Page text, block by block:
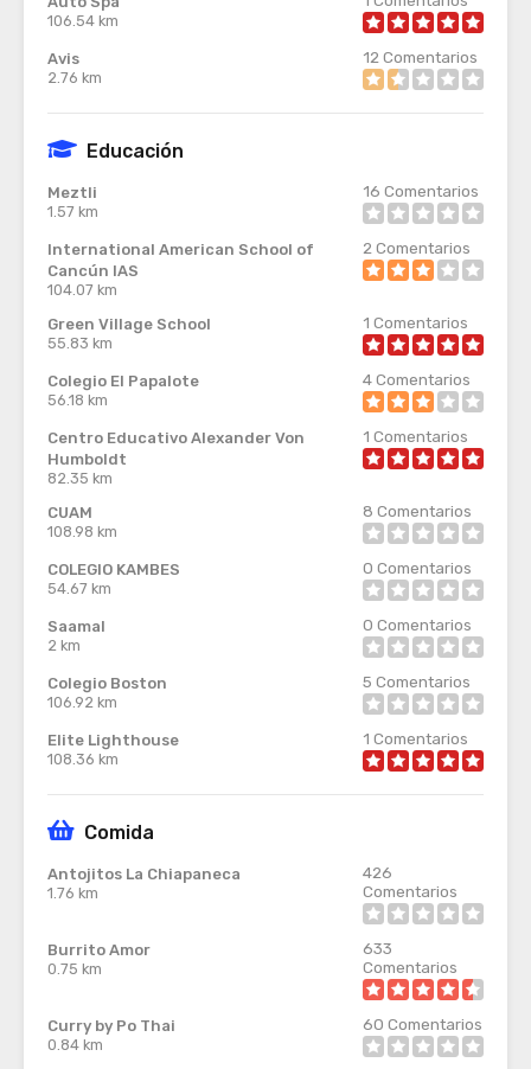
106.54 km
Avis
2.76 km
12 Comentarios
Educación
Meztli
1.57 km
16 Comentarios
International American School of
Cancún IAS
104.07 km
2 Comentarios
Green Village School
55.83 km
1 Comentarios
Colegio El Papalote
56.18 km
4Comentarios
Centro Educativo Alexander Von
Humboldt
82.35 km
1 Comentarios
CUAM
108.98 km
8 Comentarios
COLEGIO KAMBES
54.67 km
0 Comentarios
Saamal
2 km
0 Comentarios
Colegio Boston
106.92 km
5 Comentarios
Elite Lighthouse
108.36 km
1 Comentarios
Comida
Antojitos La Chiapaneca
1.76 km
426
Comentarios
Burrito Amor
0.75 km
633
Comentarios
Curry by Po Thai
0.84 km
60 Comentarios